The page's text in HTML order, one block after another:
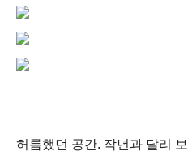
허름했던 공간. 작년과 달리 보